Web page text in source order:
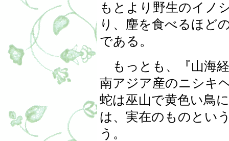
もとより野生のイノ
り、麈を食べるほど
である。
もっとも、『山海
南アジア産のニシキ
蛇は巫山で黄色い鳥
は、実在のものとい
う。